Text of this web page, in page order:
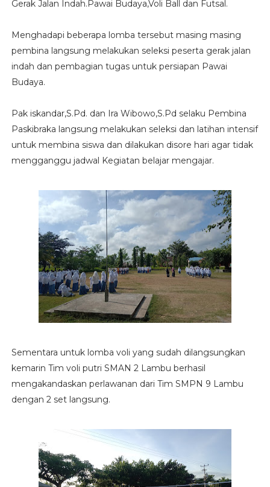
Gerak Jalan Indah.Pawai Budaya,Voli Ball dan Futsal.
Menghadapi beberapa lomba tersebut masing masing
pembina langsung melakukan seleksi peserta gerak jalan
indah dan pembagian tugas untuk persiapan Pawai
Budaya.
Pak iskandar,S.Pd. dan Ira Wibowo,S.Pd selaku Pembina
Paskibraka langsung melakukan seleksi dan latihan intensif
untuk membina siswa dan dilakukan disore hari agar tidak
mengganggu jadwal Kegiatan belajar mengajar.
Sementara untuk lomba voli yang sudah dilangsungkan
kemarin Tim voli putri SMAN 2 Lambu berhasil
mengakandaskan perlawanan dari Tim SMPN 9 Lambu
dengan 2 set langsung.